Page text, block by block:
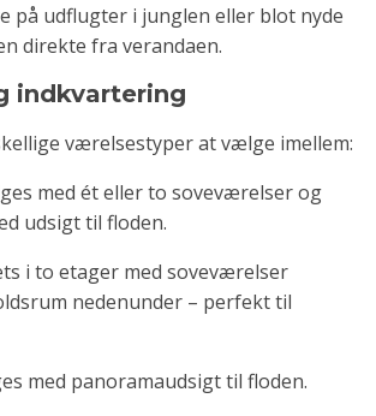
på udflugter i junglen eller blot nyde
direkte fra verandaen.
indkvartering
værelsestyper at vælge imellem:
med ét eller to soveværelser og
udsigt til floden.
i to etager med soveværelser
nedenunder – perfekt til
med panoramaudsigt til floden.